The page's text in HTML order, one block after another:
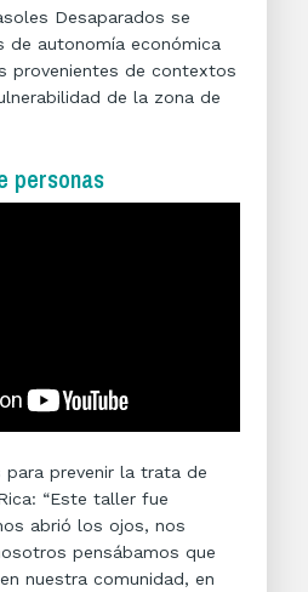
Desaparados se
de autonomía económica
provenientes de contextos
de la zona de
personas
prevenir la trata de
“Este taller fue
abrió los ojos, nos
pensábamos que
nuestra comunidad, en